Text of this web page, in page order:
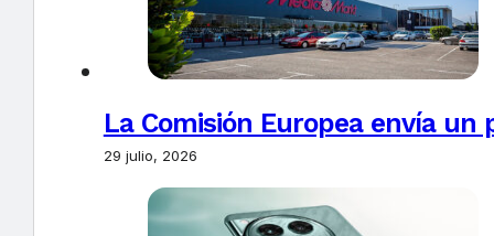
La Comisión Europea envía un
29 julio, 2026